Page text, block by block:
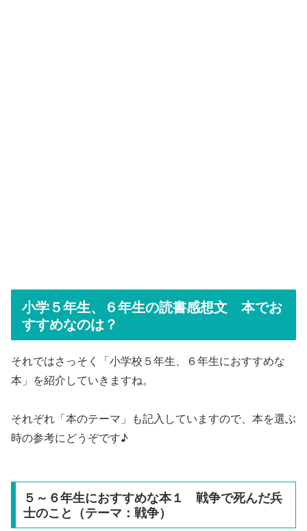
小学５年生、６年生の読書感想文 本でお
すすめなのは？
それではさっそく「小学校５年生、６年生におすすめな
本」を紹介していきますね。
それぞれ「本のテーマ」も記入していますので、本を選ぶ
時の参考にどうぞです♪
５～６年生におすすめな本１ 戦争で死んだ兵
士のこと（テーマ：戦争）